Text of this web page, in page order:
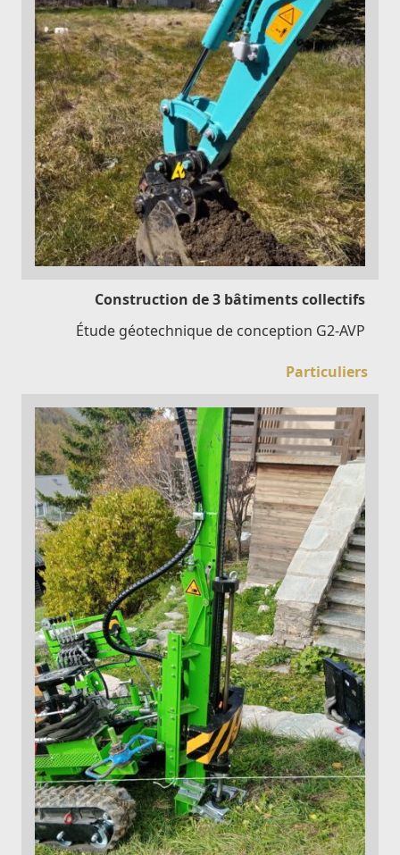
Construction de 3 bâtiments collectifs
Étude géotechnique de conception G2-AVP
Particuliers